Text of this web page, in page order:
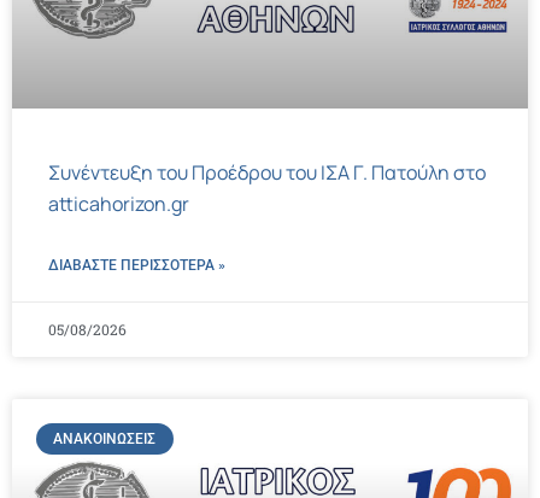
Συνέντευξη του Προέδρου του ΙΣΑ Γ. Πατούλη στο
atticahorizon.gr
ΔΙΑΒΑΣΤΕ ΠΕΡΙΣΣΌΤΕΡΑ »
05/08/2026
ΑΝΑΚΟΙΝΏΣΕΙΣ